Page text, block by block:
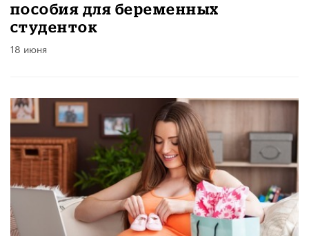
пособия для беременных
студенток
18 июня